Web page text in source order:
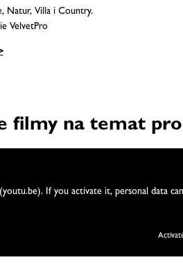
Natur, Villa i Country.
VelvetPro
filmy na temat
If you activate it, personal data